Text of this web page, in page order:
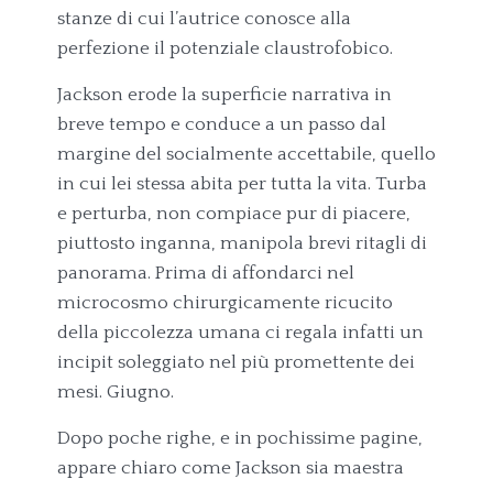
stanze di cui l’autrice conosce alla
perfezione il potenziale claustrofobico.
Jackson erode la superficie narrativa in
breve tempo e conduce a un passo dal
margine del socialmente accettabile, quello
in cui lei stessa abita per tutta la vita. Turba
e perturba, non compiace pur di piacere,
piuttosto inganna, manipola brevi ritagli di
panorama. Prima di affondarci nel
microcosmo chirurgicamente ricucito
della piccolezza umana ci regala infatti un
incipit soleggiato nel più promettente dei
mesi. Giugno.
Dopo poche righe, e in pochissime pagine,
appare chiaro come Jackson sia maestra